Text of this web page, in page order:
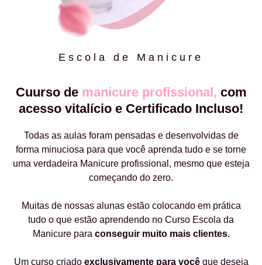
Escola de Manicure
Cuurso de manicure profissional, com
acesso vitalício e Certificado Incluso!
Todas as aulas foram pensadas e desenvolvidas de
forma minuciosa para que você aprenda tudo e se torne
uma verdadeira Manicure profissional, mesmo que esteja
começando do zero.
Muitas de nossas alunas estão colocando em prática
tudo o que estão aprendendo no Curso Escola da
Manicure para conseguir muito mais clientes.
Um curso criado exclusivamente para vocêque deseja